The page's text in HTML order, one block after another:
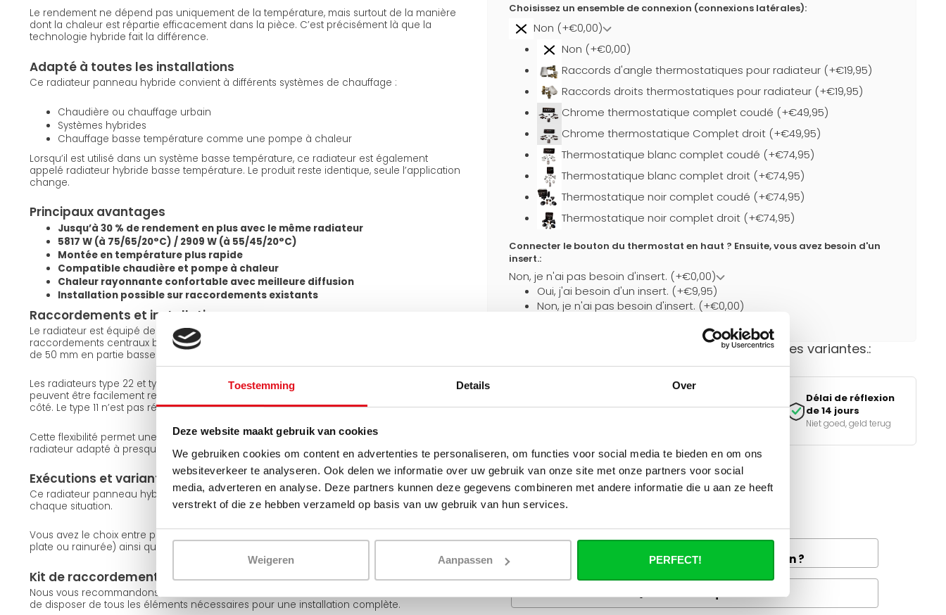
Toestemming Details Over
Deze website maakt gebruik van cookies
We gebruiken cookies om content en advertenties te personaliseren, om functies voor social media te bieden en om ons
websiteverkeer te analyseren. Ook delen we informatie over uw gebruik van onze site met onze partners voor social
media, adverteren en analyse. Deze partners kunnen deze gegevens combineren met andere informatie die u aan ze heeft
verstrekt of die ze hebben verzameld op basis van uw gebruik van hun services.
Weigeren Aanpassen PERFECT!
Le rendement ne dépend pas uniquement de la température, mais surtout de la manière
dont la chaleur est répartie efficacement dans la pièce. C’est précisément là que la
technologie hybride fait la différence.
Adapté à toutes les installations
Ce radiateur panneau hybride convient à différents systèmes de chauffage :
Chaudière ou chauffage urbain
Systèmes hybrides
Chauffage basse température comme une pompe à chaleur
Lorsqu’il est utilisé dans un système basse température, ce radiateur est également
appelé radiateur hybride basse température. Le produit reste identique, seule l’application
change.
Principaux avantages
Jusqu’à 30 % de rendement en plus avec le même radiateur
5817 W (à 75/65/20°C) / 2909 W (à 55/45/20°C)
Montée en température plus rapide
Compatible chaudière et pompe à chaleur
Chaleur rayonnante confortable avec meilleure diffusion
Installation possible sur raccordements existants
Raccordements et installation
Le radiateur est équipé de 4 raccordements latéraux, 2 raccordements bas latéraux et 2
raccordements centraux bas (filetage intérieur euroconus 1/2") avec un entraxe standard
de 50 mm en partie basse.
Les radiateurs type 22 et type 33 sont réversibles. Grâce aux consoles J fournies, ils
peuvent être facilement retournés, permettant d’utiliser le même raccordement de l’autre
côté. Le type 11 n’est pas réversible.
Cette flexibilité permet une installation simple sur les conduites existantes et rend le
radiateur adapté à presque toutes les configurations.
Exécutions et variantes
Ce radiateur panneau hybride est disponible en différentes versions afin de s’adapter à
chaque situation.
Vous avez le choix entre plusieurs types (11, 22 et 33), différentes finitions frontales (profilée,
plate ou rainurée) ainsi que les couleurs blanc (RAL 9016) et noir (RAL 9005).
Kit de raccordement conseillé
Nous vous recommandons de commander un kit de raccordement avec ce radiateur afin
de disposer de tous les éléments nécessaires pour une installation complète.
Choisissez un ensemble de connexion (connexions latérales):
Non (+€0,00)
Non (+€0,00)
Raccords d'angle thermostatiques pour radiateur (+€19,95)
Raccords droits thermostatiques pour radiateur (+€19,95)
Chrome thermostatique complet coudé (+€49,95)
Chrome thermostatique Complet droit (+€49,95)
Thermostatique blanc complet coudé (+€74,95)
Thermostatique blanc complet droit (+€74,95)
Thermostatique noir complet coudé (+€74,95)
Thermostatique noir complet droit (+€74,95)
Connecter le bouton du thermostat en haut ? Ensuite, vous avez besoin d'un
insert.:
Non, je n'ai pas besoin d'insert. (+€0,00)
Oui, j'ai besoin d'un insert. (+€9,95)
Non, je n'ai pas besoin d'insert. (+€0,00)
Ce produit est également disponible dans d'autres variantes.:
Protection
sécurisé
Délai de réflexion
de 14 jours
Niet goed, geld terug
Besoin d'aide pour faire le bon choix ?
Utilisez l'un de nos outils pratiques.
Quand la livraison de fret à
est-elle disponible dans votre région ?